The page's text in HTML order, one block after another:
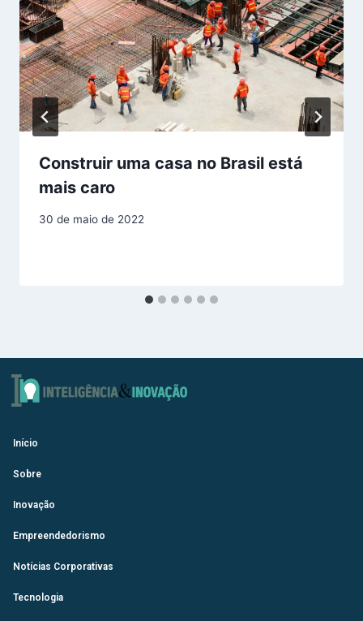
Construir uma casa no Brasil está
mais caro
30 de maio de 2022
Início
Sobre
Inovação
Empreendedorismo
Notícias Corporativas
Tecnologia